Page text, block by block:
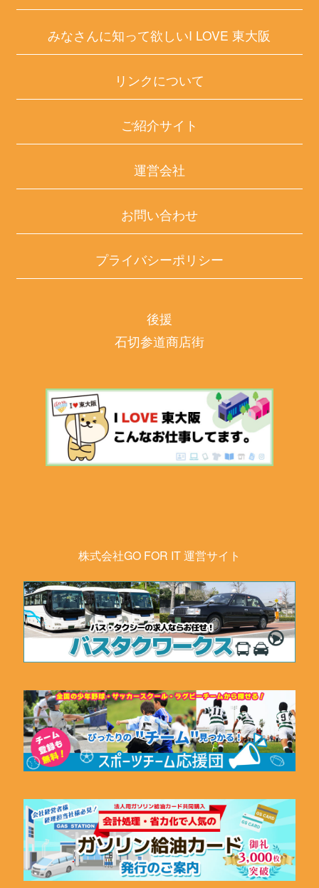
みなさんに知って欲しいI LOVE 東大阪
リンクについて
ご紹介サイト
運営会社
お問い合わせ
プライバシーポリシー
後援
石切参道商店街
株式会社GO FOR IT 運営サイト